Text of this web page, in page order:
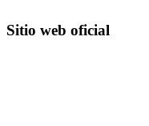
Sitio web oficial